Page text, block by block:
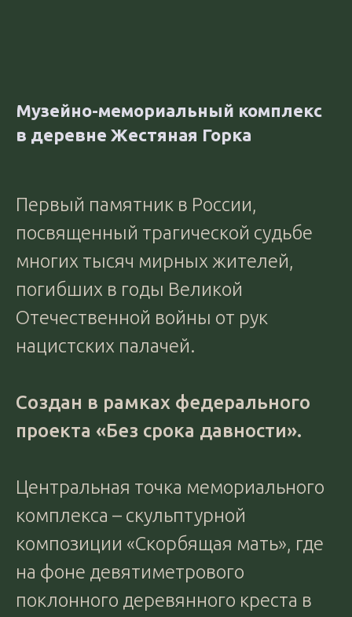
Музейно-мемориальный комплекс
в деревне Жестяная Горка
Первый памятник в России,
посвященный трагической судьбе
многих тысяч мирных жителей,
погибших в годы Великой
Отечественной войны от рук
нацистских палачей.
Создан в рамках федерального
проекта «Без срока давности».
Центральная точка мемориального
комплекса – скульптурной
композиции «Скорбящая мать», где
на фоне девятиметрового
поклонного деревянного креста в